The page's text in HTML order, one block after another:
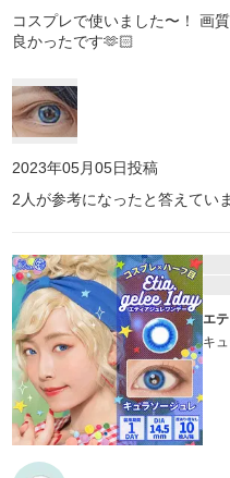
コスプレで使いました〜！ 画
良かったです🫶🏻
2023年05月05日投稿
2 人が参考になったと答えてい
エ
キ